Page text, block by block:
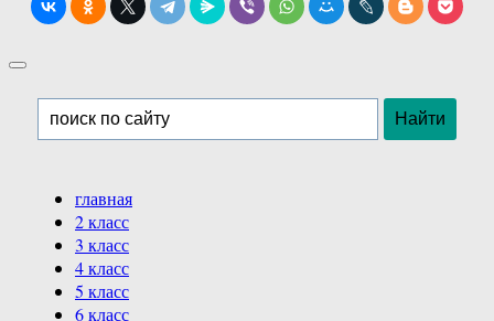
главная
2 класс
3 класс
4 класс
5 класс
6 класс